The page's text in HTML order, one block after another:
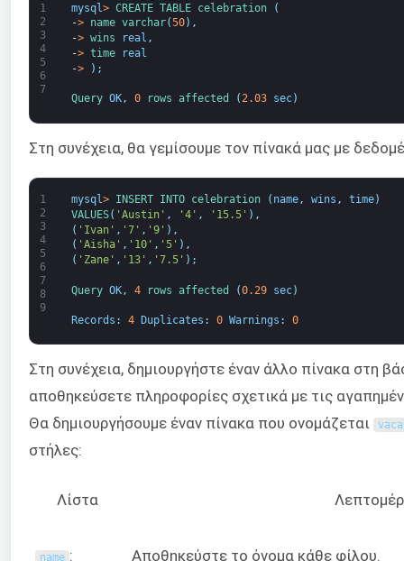
1
2
3
4
5
6
7
mysql > CREATE TABLE celebration
(
-> name varchar(50) ,
-> wins real ,
-> time
real
-> ) ;
Query OK, 0 rows affected (2.03 sec)
Στη συνέχεια, θα γεμίσουμε τον πίνακά μας με
1
2
3
4
5
6
7
8
9
mysql> INSERT INTO celebration ( name, wins , time)
VALUES( 'Austin' , '4' , '15.5' ) ,
( 'Ivan' , '7' , '9' ) ,
( 'Aisha' , '10' , '5' ) ,
( 'Zane' , '13' , '7.5' ) ;
Query OK, 4 rows affected (0.29 sec)
Records : 4 Duplicates : 0 Warnings : 0
Στη συνέχεια, δημιουργήστε έναν άλλο πίνακα στη
αποθηκεύσετε πληροφορίες σχετικά με τις
Θα δημιουργήσουμε έναν πίνακα που ονομάζεται
στήλες:
Λίστα
name : Αποθηκεύστε το όνομα κάθε φίλου.